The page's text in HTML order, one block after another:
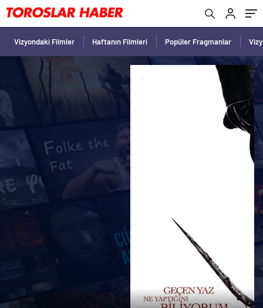
Vizyondaki Filmler Haftanın Filmleri Popüler Fragmanlar